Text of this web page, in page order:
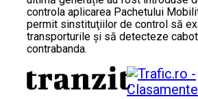
controla aplicarea Pachetului
permit sinstituţiilor de control să
transporturile și să detecteze
contrabanda.